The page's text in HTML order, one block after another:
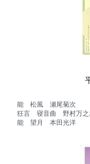
能　松風　瀬尾菊次
狂言　寝音曲　野村万
能　望月　本田光洋